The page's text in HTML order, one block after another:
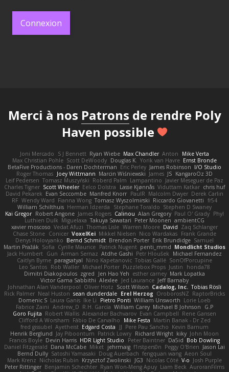
Connexion
Merci à nos Patrons de rendre Poly
Haven possible
Joni Mercado S J Bennett Ryan Wiebe Max Chandler Anton
Mike Verta
Max Christian Pohle Scott DeWoody Douglas K. Yorik van Havre Ernst Bronde
BetaFive Productions - Daren Dochterman Eric Perley James Robinson I/O Studio
Roger Thomas Joey Wittmann Marcin Wiśniewski James JS KangaroOz 3D
Leif Pedersen Tomasz Muszyński Roberd Palm Lampantino Javier Meseguer de Paz
Charles Tigner Scott Wheeler Eelco Dolstra Lasse Kjønnås Viduttam Katkar chris huf
David Pekarek Evan Seccombe Manfred Knorr PaulR Malcolm Dwyer Derek Carlin
RF Wendy Ward Fianna Wong Tomasz Wyszolmirski Riccardo Giovanetti fr54
William Schilthuis Herman Idzerda Stephane Toraldo Stephen D Swaney
Kai Gregor Robert Angone James Rogers Calinou Alan Gregory Paul O' Grady Phyl
Luthien Dulk Miguelaxa Takuya Sawatari Peter Moonen ambientCG
xavier moscoso Vedat Afuzi Thomas Lisle Warren Moore David Zaq Schlanger
Chase Stone Conicer VoxelKei Mikkel Nielsen Nico Wardakas Frank Grande
Denys Holovyanko Bernd Schmidt Brendon Porter Erik Brundidge Samuel
Martin Pražák Sofia Cyrille Maurice Patrick Nugent penti_mmd Mondlicht Studios
Jack Humbert Gun Arman Sernaz Atdhe Gashi Petr Hloušek
Michael Fernandez
Caitlyn Byrne paragsatyal Nino Kapetanovic Tobias Gallé SonOfPorcupine
Leo Santos Rob Waller Michael Porter Puzzlebox Props Justin
honda78
Dimitri Diakopoulos zgred Jen Hao Yeh esther carney Mark Lopatka
Victor Gama Sabbithi Alexlee Jed Laurance Jeff Barnaby
Johnathan Alan Vanderpool Oliver Hotz Scott Wilson Cadalog, Inc. Tobias Rösli
Rick Palmer Neal Huston sean dunderdale Erel Herzog OroborosNZ RaptorBricks
Domenic S Laura Ganis Ike Li Pietro Ponti William Unsworth Lorie Loeb
Fabrice Zaini Andrew_D R.H. García William Carey Michael B Johnson
G.P
Goro Fujita Robert Wallis Alexander Bachvarov Evan Campbell Rene Gansen
Clifford A Worsham Fábio De Carvalho Mike Festa Martin Banak - Dr Zed
fred gissubel Ayetheist Edgard Costa JJ Pere Pau Sancho Kevin Barnum
Henrik Berglund Jay Piboontum Patrick Lowry Richard Wright kiky John Moon
Francis Boyle Devin Harris HDR Light Studio Peter Baintner Da5id Bob Dowling
Daniel Fitzgerald Dana McCabe Miket jehrmaig f1rstpers0n Peggy O'Brien Jason Lai
Bernd Dully Satoshi Yamasaki Doug Auerbach fengquan wang Aeon Soul
Mark Krenz Nicholas Rubin Krzysztof Zwolinski JG3 Nicolas Côté V-o Josh Purple
Peter Rittinger Benjamin Schechter Ryan Won-Meng Apuy Liam Beck AuroranFilms